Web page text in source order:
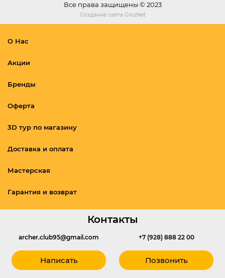
Все права защищены © 2023
Создание сайта GrozNet
О Нас
Акции
Бренды
Оферта
3D тур по магазину
Доставка и оплата
Мастерская
Гарантия и возврат
Контакты
archer.club95@gmail.com
Написать
+7 (928) 888 22 00
Позвонить